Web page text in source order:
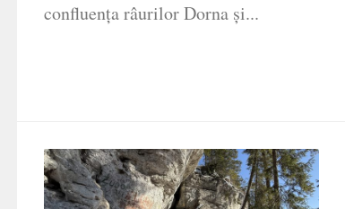
confluența râurilor Dorna și...